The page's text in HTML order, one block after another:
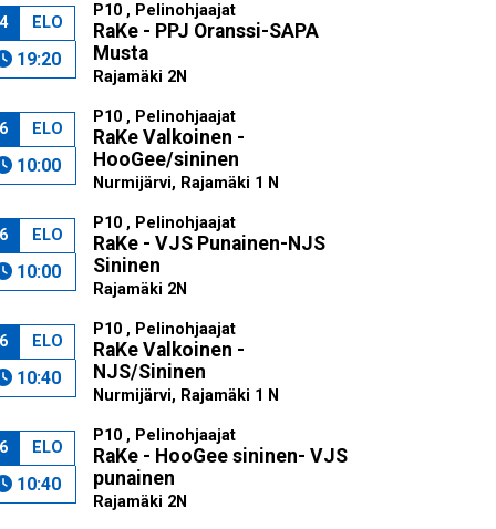
ELO
19:20
P10 , Pelinohjaajat
RaKe - PPJ Oranssi-SAPA
Musta
Rajamäki 2N
ELO
10:00
P10 , Pelinohjaajat
RaKe Valkoinen -
HooGee/sininen
Nurmijärvi, Rajamäki 1 N
ELO
10:00
P10 , Pelinohjaajat
RaKe - VJS Punainen-NJS
Sininen
Rajamäki 2N
ELO
10:40
P10 , Pelinohjaajat
RaKe Valkoinen -
NJS/Sininen
Nurmijärvi, Rajamäki 1 N
ELO
10:40
P10 , Pelinohjaajat
RaKe - HooGee sininen- VJS
punainen
Rajamäki 2N